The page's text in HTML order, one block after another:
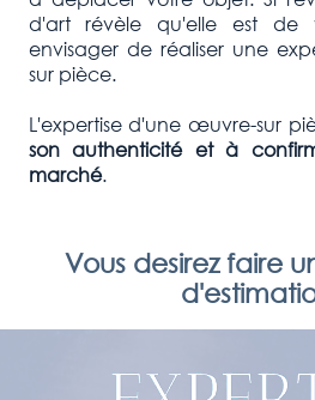
d'art révèle qu'elle est de
envisager de réaliser une
sur pièce.
L'expertise d'une œuvre-sur
son authenticité et à
marché.
Vous desirez faire